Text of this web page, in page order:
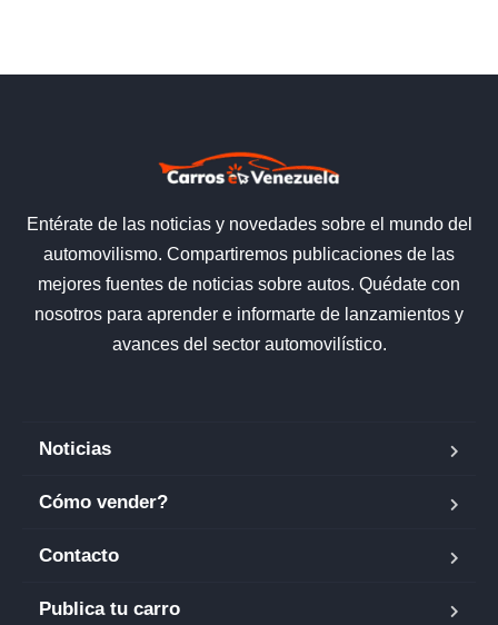
Entérate de las noticias y novedades sobre el mundo del
automovilismo. Compartiremos publicaciones de las
mejores fuentes de noticias sobre autos. Quédate con
nosotros para aprender e informarte de lanzamientos y
avances del sector automovilístico.
Noticias
Cómo vender?
Contacto
Publica tu carro